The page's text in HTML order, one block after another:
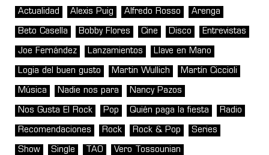
Actualidad Alexis Puig Alfredo Rosso Arenga
Beto Casella Bobby Flores Cine Disco Entrevistas
Joe Fernández Lanzamientos Llave en Mano
Logia del buen gusto Martin Wullich Martín Ciccioli
Música Nadie nos para Nancy Pazos
Nos Gusta El Rock Pop Quién paga la fiesta Radio
Recomendaciones Rock Rock & Pop Series
Show Single TAO Vero Tossounian